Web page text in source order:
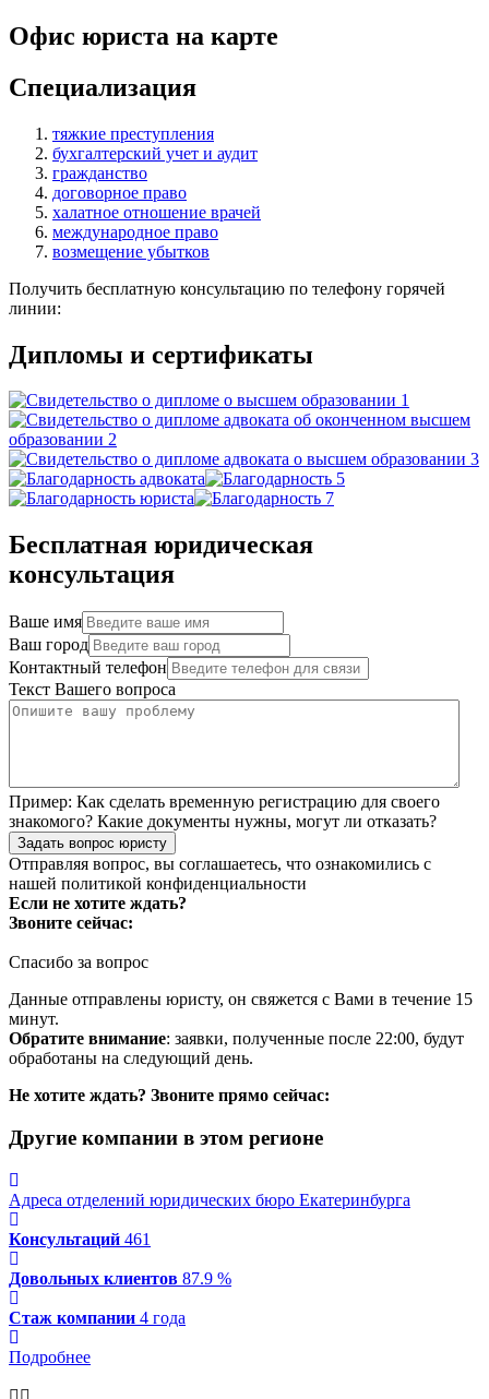
Офис юриста на карте
Специализация
тяжкие преступления
бухгалтерский учет и аудит
гражданство
договорное право
халатное отношение врачей
международное право
возмещение убытков
Получить бесплатную консультацию по телефону горячей
линии:
Дипломы и сертификаты
Бесплатная юридическая
консультация
Ваше имя
Ваш город
Контактный телефон
Текст Вашего вопроса
Пример: Как сделать временную регистрацию для своего
знакомого? Какие документы нужны, могут ли отказать?
Задать вопрос юристу
Отправляя вопрос, вы соглашаетесь, что ознакомились с
нашей политикой конфиденциальности
Если не хотите ждать?
Звоните сейчас:
Спасибо за вопрос
Данные отправлены юристу, он свяжется с Вами в течение 15
минут.
Обратите внимание: заявки, полученные после 22:00, будут
обработаны на следующий день.
Не хотите ждать? Звоните прямо сейчас:
Другие компании в этом регионе
Адреса отделений юридических бюро Екатеринбурга
Консультаций 461
Довольных клиентов 87.9 %
Стаж компании 4 года
Подробнее